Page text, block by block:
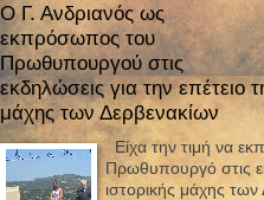
Ο Γ. Ανδριανός ως
εκπρόσωπος του
Πρωθυπουργού στις
εκδηλώσεις για την επέτειο
μάχης των Δερβενακίων
Είχα την τιμή να
Πρωθυπουργό στις
ιστορικής μάχης των